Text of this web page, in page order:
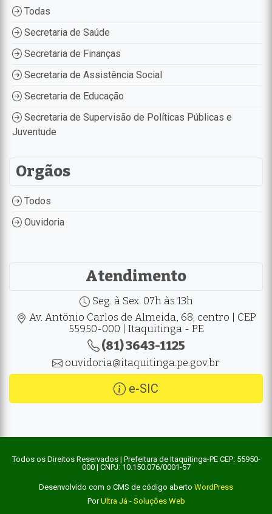
Todas
Secretaria de Saúde
Secretaria de Finanças
Secretaria de Assistência Social
Secretaria de Educação
Secretaria de Supervisão de Políticas Públicas e
Juventude
Orgãos
Todos
Ouvidoria
Atendimento
Seg. à Sex. 07h às 13h
Av. Antônio Carlos de Almeida, 68, centro | CEP
55950-000 | Itaquitinga - PE
(81) 3643-1125
ouvidoria@itaquitinga.pe.gov.br
e-SIC
Todos os Direitos Reservados | Prefeitura de Itaquitinga-PE CEP: 55950-
000 | CNPJ: 10.150.076/0001-57
Desenvolvido com o CMS de código aberto WordPress
PorUltra Já - Soluções Web